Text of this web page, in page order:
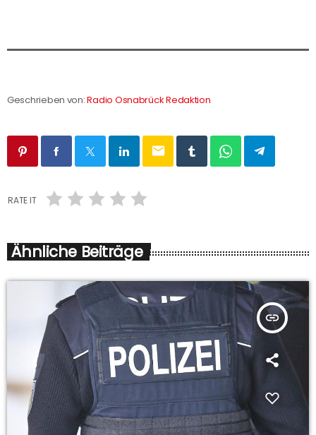
Geschrieben von:Radio Osnabrück Redaktion
email
RATE IT
Ähnliche Beiträge
insert_link